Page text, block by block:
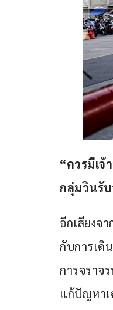
“ควรมีเ
กลุ่มวินรั
อีกเสียงจ
กับการเดิ
การจราจ
แก้ปัญหาเ